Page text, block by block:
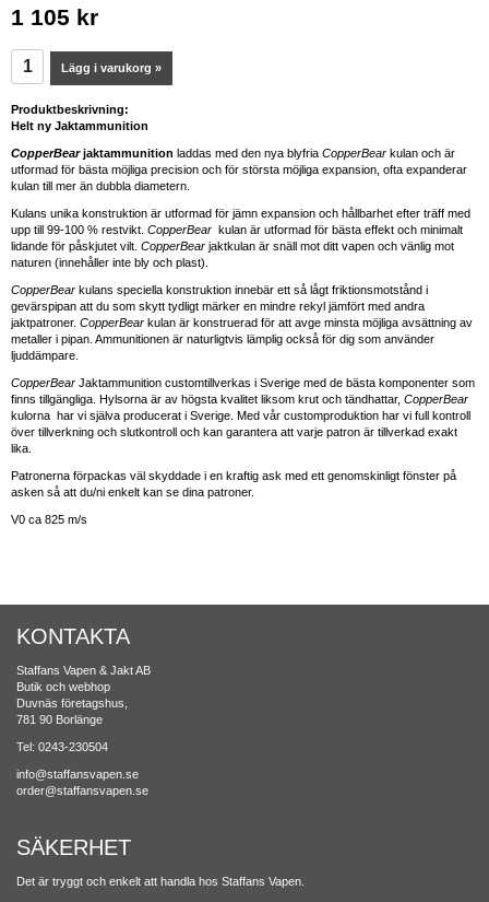
1 105 kr
Lägg i varukorg »
Produktbeskrivning:
Helt ny Jaktammunition
CopperBearjaktammunition laddas med den nya blyfria CopperBear kulan och är
utformad för bästa möjliga precision och för största möjliga expansion, ofta expanderar
kulan till mer än dubbla diametern.
Kulans unika konstruktion är utformad för jämn expansion och hållbarhet efter träff med
upp till 99-100 % restvikt. CopperBear kulan är utformad för bästa effekt och minimalt
lidande för påskjutet vilt. CopperBear jaktkulan är snäll mot ditt vapen och vänlig mot
naturen (innehåller inte bly och plast).
CopperBear kulans speciella konstruktion innebär ett så lågt friktionsmotstånd i
gevärspipan att du som skytt tydligt märker en mindre rekyl jämfört med andra
jaktpatroner. CopperBear kulan är konstruerad för att avge minsta möjliga avsättning av
metaller i pipan. Ammunitionen är naturligtvis lämplig också för dig som använder
ljuddämpare.
CopperBear Jaktammunition customtillverkas i Sverige med de bästa komponenter som
finns tillgängliga. Hylsorna är av högsta kvalitet liksom krut och tändhattar, CopperBear
kulorna har vi själva producerat i Sverige. Med vår customproduktion har vi full kontroll
över tillverkning och slutkontroll och kan garantera att varje patron är tillverkad exakt
lika.
Patronerna förpackas väl skyddade i en kraftig ask med ett genomskinligt fönster på
asken så att du/ni enkelt kan se dina patroner.
V0 ca 825 m/s
KONTAKTA
Staffans Vapen & Jakt AB
Butik och webhop
Duvnäs företagshus,
781 90 Borlänge
Tel: 0243-230504
info@staffansvapen.se
order@staffansvapen.se
SÄKERHET
Det är tryggt och enkelt att handla hos Staffans Vapen.